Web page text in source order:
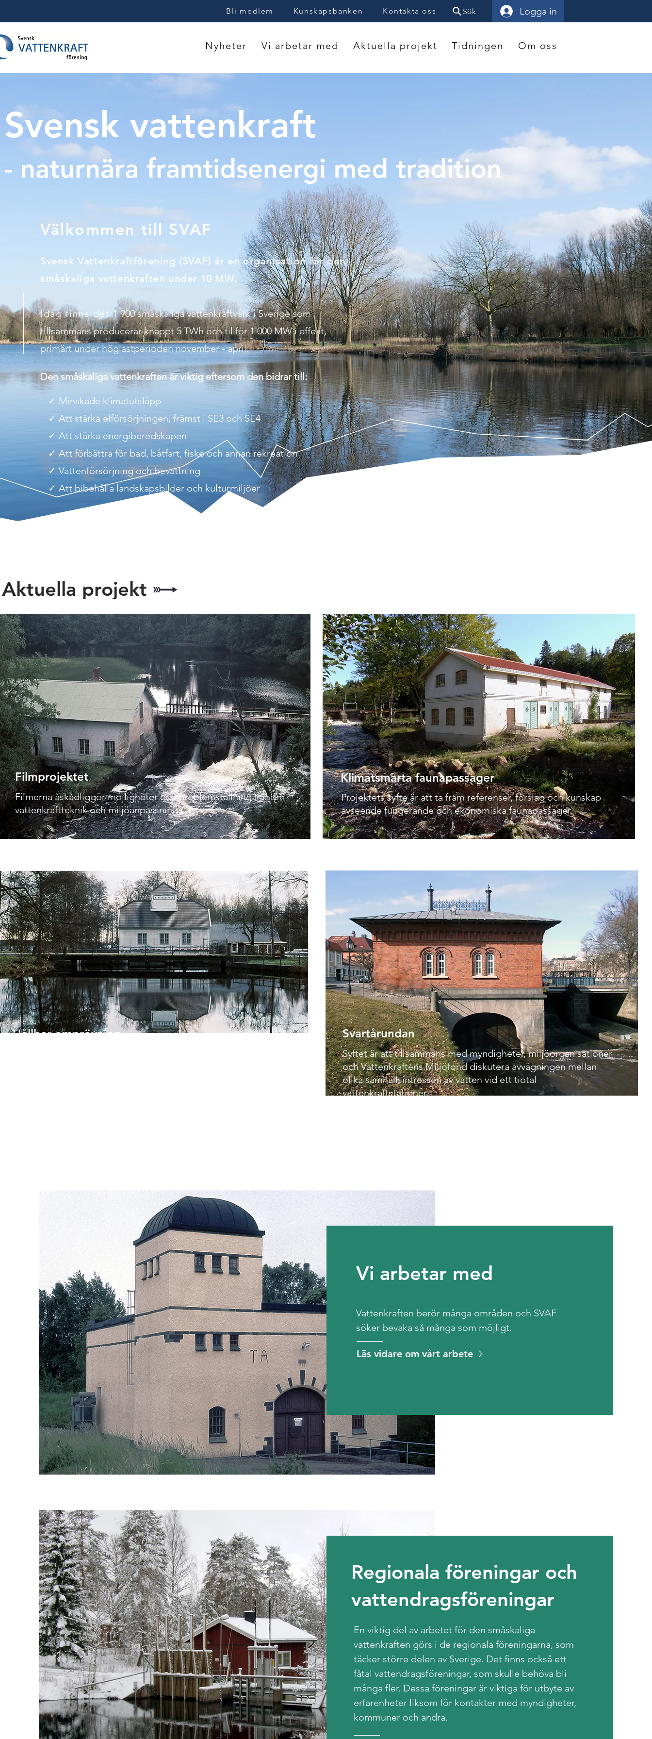
Bli medlem Kunskapsbanken Kontakta oss Sök Logga in
Nyheter Vi arbetar med Aktuella projekt Tidningen Om oss
Svensk vattenkraft
- naturnära framtidsenergi med tradition
Välkommen till SVAF
Svensk Vattenkraftförening (SVAF) är en organisation för den
småskaliga vattenkraften under 10 MW.
Idag finns det1 900 småskaliga vattenkraftverk i Sverige som
tillsammans producerar knappt 5 TWh och tillför 1 000 MW i effekt,
primärt under höglastperioden november - april.
Den småskaliga vattenkraften är viktig eftersom den bidrar till:
✓​ Minskade klimatutsläpp
✓​ Att stärka elförsörjningen, främst i SE3 och SE4
✓​ Att stärka energiberedskapen
✓​ Att förbättra för bad, båtfart, fiske och annan rekreation
✓​ Vattenförsörjning och bevattning
✓​ Att bibehålla landskapsbilder och kulturmiljöer
Aktuella projekt
Hållbar omprövning
Filmprojektet
Filmerna åskådliggör möjligheter och problemställningar inom
vattenkraftteknik och miljöanpassning.​
Klimatsmarta faunapassager
Projektets syfte är att ta fram referenser, förslag och kunskap
avseende fungerande och ekonomiska faunapassager.​​
Svartårundan​​
Syftet är att tillsammans med myndigheter, miljöorganisationer
och Vattenkraftens Miljöfond diskutera avvägningen mellan
olika samhällsintressen av vatten vid ett tiotal
vattenkraftstationer.
Vi arbetar med
Vattenkraften berör många områden och SVAF
söker bevaka så många som möjligt.
Läs vidare om vårt arbete
Regionala föreningar och
vattendragsföreningar
En viktig del av arbetet för den småskaliga
vattenkraften görs i de regionala föreningarna, som
täcker större delen av Sverige. Det finns också ett
fåtal vattendragsföreningar, som skulle behöva bli
många fler. Dessa föreningar är viktiga för utbyte av
erfarenheter liksom för kontakter med myndigheter,
kommuner och andra.